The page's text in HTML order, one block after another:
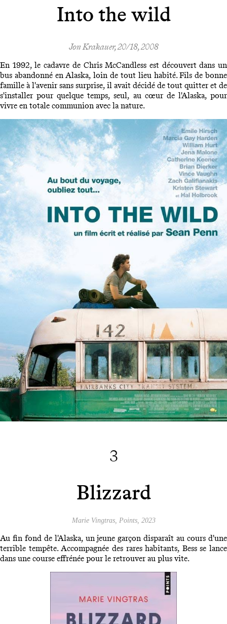
Into the wild
Jon Krakauer, 20/18, 2008
En 1992, le cadavre de Chris McCandless est découvert dans un
bus abandonné en Alaska, loin de tout lieu habité. Fils de bonne
famille à l'avenir sans surprise, il avait décidé de tout quitter et de
s'installer pour quelque temps, seul, au cœur de l'Alaska, pour
vivre en totale communion avec la nature.
3
Blizzard
Marie Vingtras, Points, 2023
Au fin fond de l'Alaska, un jeune garçon disparaît au cours d'une
terrible tempête. Accompagnée des rares habitants, Bess se lance
dans une course effrénée pour le retrouver au plus vite.